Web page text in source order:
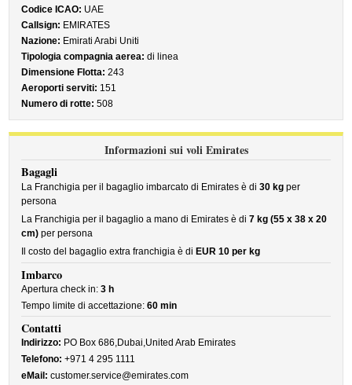
Codice ICAO: UAE
Callsign: EMIRATES
Nazione: Emirati Arabi Uniti
Tipologia compagnia aerea: di linea
Dimensione Flotta: 243
Aeroporti serviti: 151
Numero di rotte: 508
Informazioni sui voli Emirates
Bagagli
La Franchigia per il bagaglio imbarcato di Emirates è di30 kg per
persona
La Franchigia per il bagaglio a mano di Emirates è di7 kg (55 x 38 x 20
cm) per persona
Il costo del bagaglio extra franchigia è di EUR 10 per kg
Imbarco
Apertura check in:3 h
Tempo limite di accettazione:60 min
Contatti
Indirizzo: PO Box 686,Dubai,United Arab Emirates
Telefono: +971 4 295 1111
eMail: customer.service@emirates.com